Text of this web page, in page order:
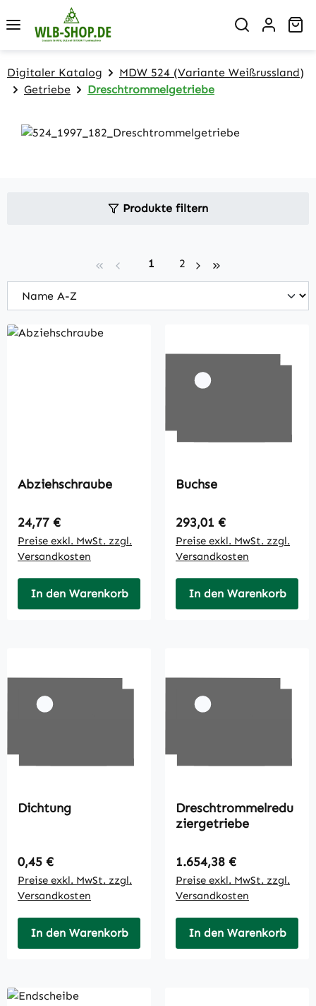
Zum Hauptinhalt springen
Digitaler Katalog
MDW 524 (Variante Weißrussland)
Getriebe
Dreschtrommelgetriebe
Produkte filtern
Seite
1 Seite
2
Abziehschraube
Regulärer Preis:
24,77 €
Preise exkl. MwSt. zzgl.
Versandkosten
In den Warenkorb
Buchse
Regulärer Preis:
293,01 €
Preise exkl. MwSt. zzgl.
Versandkosten
In den Warenkorb
Dichtung
Regulärer Preis:
0,45 €
Preise exkl. MwSt. zzgl.
Versandkosten
In den Warenkorb
Dreschtrommelredu
ziergetriebe
Regulärer Preis:
1.654,38 €
Preise exkl. MwSt. zzgl.
Versandkosten
In den Warenkorb